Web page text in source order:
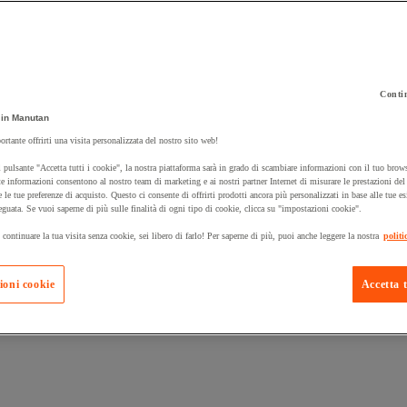
un prodotto:
Manutan Expert
Prodotti in
Manutan
offrirti una visita personalizzata del nostro sito web!
pulsante "Accetta tutti i cookie", la nostra piattaforma sarà in grado di scambiare informazioni con il tuo
informazioni consentono al nostro team di marketing e ai nostri partner Internet di misurare le prestazioni
le tue preferenze di acquisto. Questo ci consente di offrirti prodotti ancora più personalizzati in base alle tue
Se vuoi saperne di più sulle finalità di ogni tipo di cookie, clicca su "impostazioni cookie".
la tua visita senza cookie, sei libero di farlo! Per saperne di più, puoi anche leggere la nostra
Accetta
cookie